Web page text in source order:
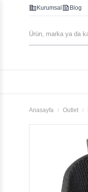
corporate_fare Kurumsal feed Blog
Anasayfa Outlet